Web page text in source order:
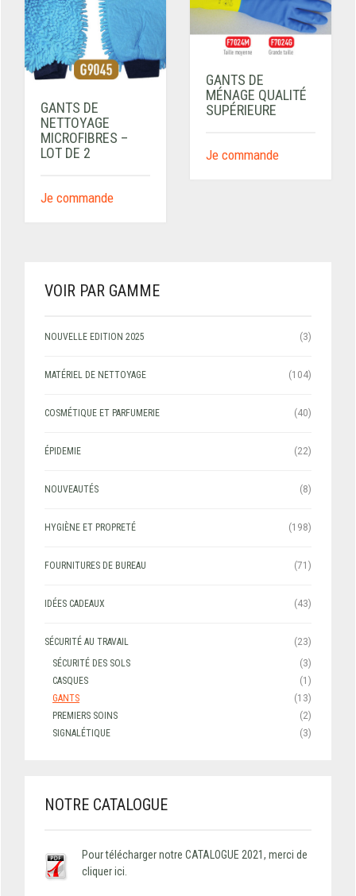
GANTS DE
NETTOYAGE
MICROFIBRES –
LOT DE 2
Je commande
GANTS DE
MÉNAGE QUALITÉ
SUPÉRIEURE
Je commande
VOIR PAR GAMME
NOUVELLE EDITION 2025 (3)
MATÉRIEL DE NETTOYAGE (104)
COSMÉTIQUE ET PARFUMERIE (40)
ÉPIDEMIE (22)
NOUVEAUTÉS (8)
HYGIÈNE ET PROPRETÉ (198)
FOURNITURES DE BUREAU (71)
IDÉES CADEAUX (43)
SÉCURITÉ AU TRAVAIL
(23)
SÉCURITÉ DES SOLS
(3)
CASQUES
(1)
GANTS
(13)
PREMIERS SOINS
(2)
SIGNALÉTIQUE
(3)
NOTRE CATALOGUE
Pour télécharger notre CATALOGUE 2021, merci de
cliquer ici.